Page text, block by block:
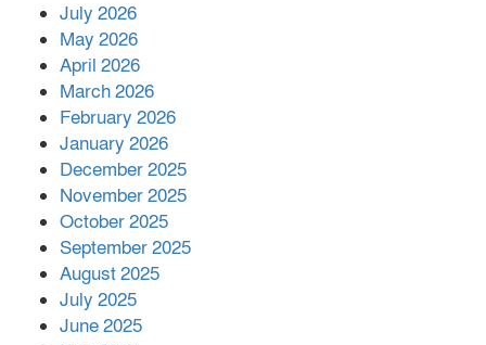
পর ফোন তারেক রহমানের,গ্যাস সঙ্কট
July 2026
May 2026
April 2026
March 2026
February 2026
January 2026
December 2025
November 2025
October 2025
September 2025
August 2025
July 2025
June 2025